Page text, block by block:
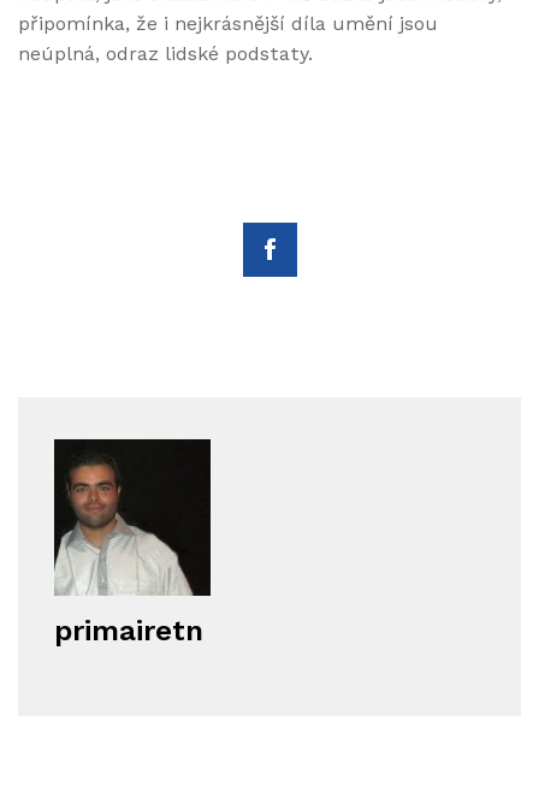
připomínka, že i nejkrásnější díla umění jsou
neúplná, odraz lidské podstaty.
primairetn